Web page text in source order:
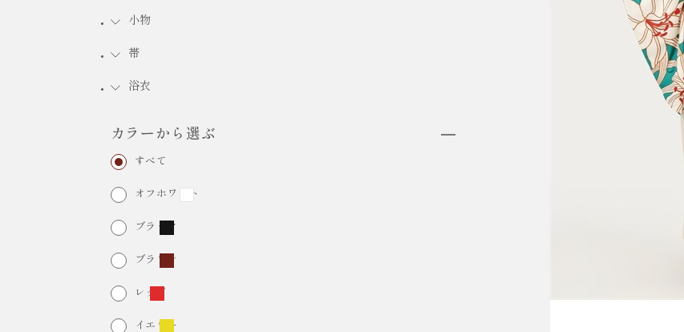
HAKAMA RENTAL
小物
帯
浴衣
カラーから選ぶ
すべて
オフホワイト
ブラック
ブラウン
レッド
イエロー